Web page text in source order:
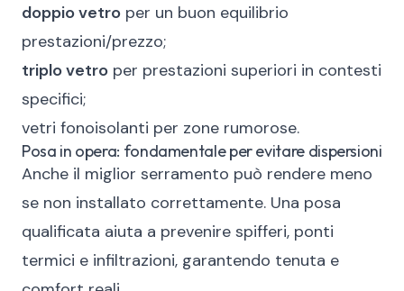
doppio vetro per un buon equilibrio
prestazioni/prezzo;
triplo vetro per prestazioni superiori in contesti
specifici;
vetri fonoisolanti per zone rumorose.
Posa in opera: fondamentale per evitare dispersioni
Anche il miglior serramento può rendere meno
se non installato correttamente. Una posa
qualificata aiuta a prevenire spifferi, ponti
termici e infiltrazioni, garantendo tenuta e